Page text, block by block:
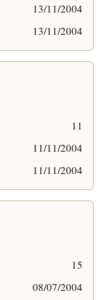
13/11/2004
13/11/2004
11
11/11/2004
11/11/2004
15
08/07/2004